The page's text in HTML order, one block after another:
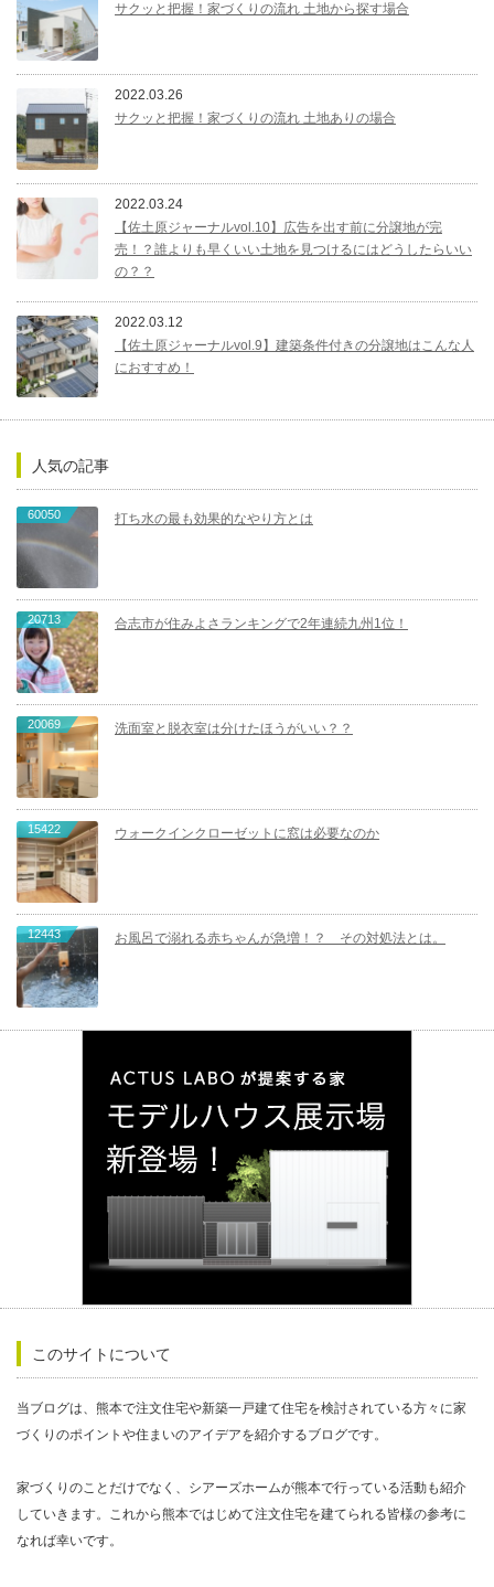
サクッと把握！家づくりの流れ 土地から探す場合
2022.03.26
サクッと把握！家づくりの流れ 土地ありの場合
2022.03.24
【佐土原ジャーナルvol.10】広告を出す前に分譲地が完
売！？誰よりも早くいい土地を見つけるにはどうしたらいい
の？？
2022.03.12
【佐土原ジャーナルvol.9】建築条件付きの分譲地はこんな人
におすすめ！
人気の記事
60050 打ち水の最も効果的なやり方とは
20713 合志市が住みよさランキングで2年連続九州1位！
20069 洗面室と脱衣室は分けたほうがいい？？
15422 ウォークインクローゼットに窓は必要なのか
12443 お風呂で溺れる赤ちゃんが急増！？ その対処法とは。
このサイトについて
当ブログは、熊本で注文住宅や新築一戸建て住宅を検討されている方々に家
づくりのポイントや住まいのアイデアを紹介するブログです。
家づくりのことだけでなく、シアーズホームが熊本で行っている活動も紹介
していきます。これから熊本ではじめて注文住宅を建てられる皆様の参考に
なれば幸いです。